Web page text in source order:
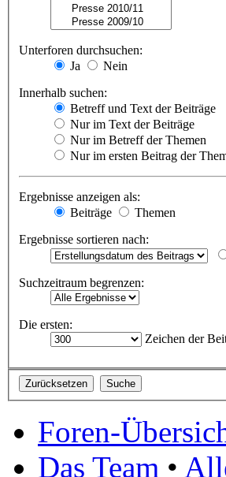
Unterforen durchsuchen:
Ja
Nein
Innerhalb suchen:
Betreff und Text der Beiträge
Nur im Text der Beiträge
Nur im Betreff der Themen
Nur im ersten Beitrag der
Ergebnisse anzeigen als:
Beiträge
Themen
Ergebnisse sortieren nach:
Suchzeitraum begrenzen:
Die ersten:
Zeichen der
Foren-
Das Team •